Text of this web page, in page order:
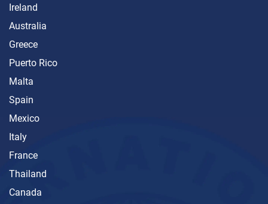
Ireland
Australia
Greece
Puerto Rico
Malta
Spain
Mexico
Italy
France
Thailand
Canada